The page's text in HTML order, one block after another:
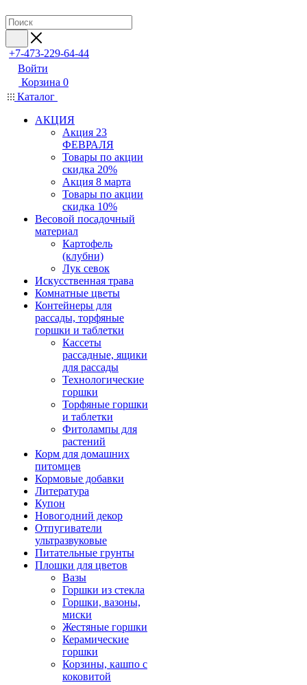
+7-473-229-64-44
Войти
Корзина 0
Каталог
АКЦИЯ
Акция 23
ФЕВРАЛЯ
Товары по акции
скидка 20%
Акция 8 марта
Товары по акции
скидка 10%
Весовой посадочный
материал
Картофель
(клубни)
Лук севок
Искусственная трава
Комнатные цветы
Контейнеры для
рассады, торфяные
горшки и таблетки
Кассеты
рассадные, ящики
для рассады
Технологические
горшки
Торфяные горшки
и таблетки
Фитолампы для
растений
Корм для домашних
питомцев
Кормовые добавки
Литература
Купон
Новогодний декор
Отпугиватели
ультразвуковые
Питательные грунты
Плошки для цветов
Вазы
Горшки из стекла
Горшки, вазоны,
миски
Жестяные горшки
Керамические
горшки
Корзины, кашпо с
коковитой